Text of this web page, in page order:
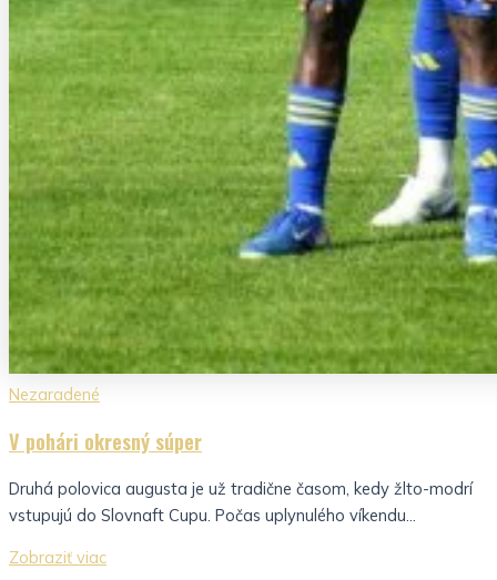
Nezaradené
V pohári okresný súper
Druhá polovica augusta je už tradične časom, kedy žlto-modrí
vstupujú do Slovnaft Cupu. Počas uplynulého víkendu...
Zobraziť viac